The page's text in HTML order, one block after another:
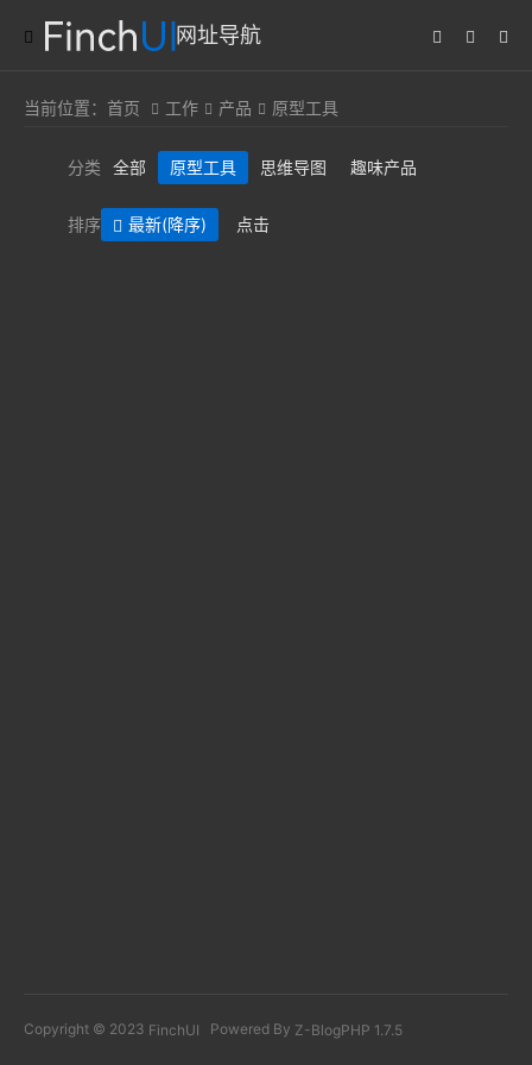
网址导航
当前位置： 首页 工作 产品 原型工具
分类 全部 原型工具 思维导图 趣味产品
排序 最新(降序) 点击
Copyright © 2023 FinchUI Powered By Z-BlogPHP 1.7.5